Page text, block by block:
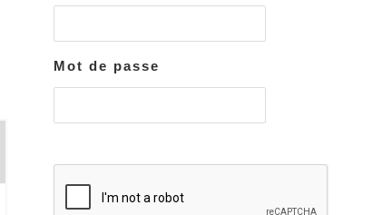
Mot de passe